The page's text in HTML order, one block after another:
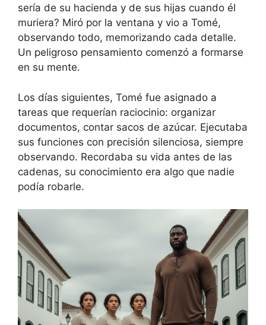
sería de su hacienda y de sus hijas cuando él
muriera? Miró por la ventana y vio a Tomé,
observando todo, memorizando cada detalle.
Un peligroso pensamiento comenzó a formarse
en su mente.
Los días siguientes, Tomé fue asignado a
tareas que requerían raciocinio: organizar
documentos, contar sacos de azúcar. Ejecutaba
sus funciones con precisión silenciosa, siempre
observando. Recordaba su vida antes de las
cadenas, su conocimiento era algo que nadie
podía robarle.